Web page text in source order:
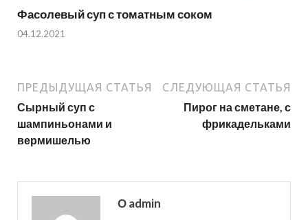
Фасолевый суп с томатным соком
04.12.2021
ПРЕДЫДУЩАЯ СТАТЬЯ
Сырный суп с
шампиньонами и
вермишелью
СЛЕДУЮЩАЯ СТАТЬЯ
Пирог на сметане, с
фрикадельками
О admin